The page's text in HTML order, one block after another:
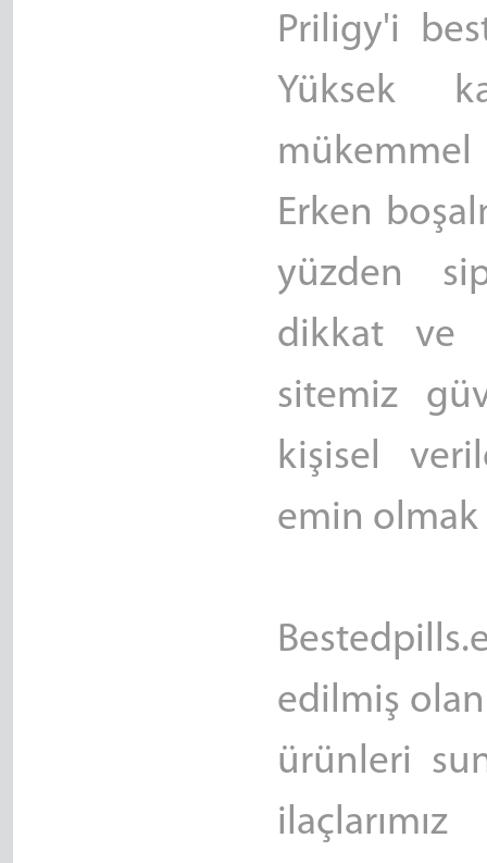
Priligy'i
Yüksek
Erken
yüzden
dikkat ve
sitemiz
kişisel
emin
edilmiş
ürünleri